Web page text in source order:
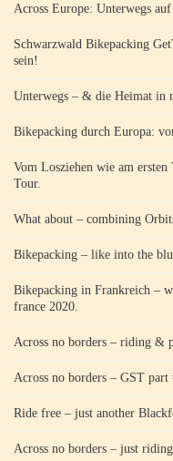
Across Europe: Unterwegs
Schwarzwald Bikepacking
sein!
Unterwegs – & die Heimat in
Bikepacking durch Europa:
Vom Losziehen wie am
Tour.
What about – combining
Bikepacking – like into the
Bikepacking in Frankreich –
france 2020.
Across no borders – riding &
Across no borders – GST
Ride free – just another
Across no borders – just